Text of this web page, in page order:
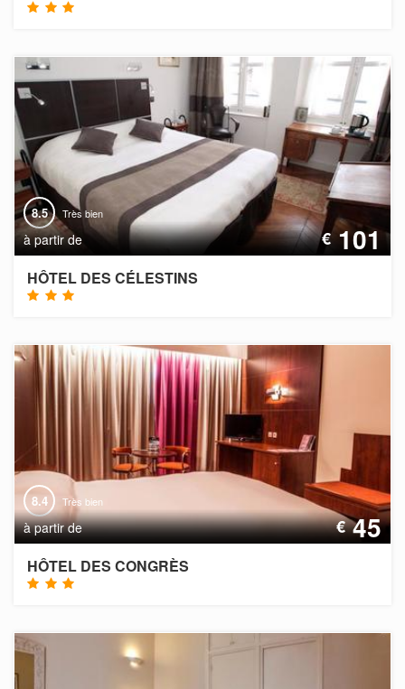
8.5 Très bien
à partir de €101
HÔTEL DES CÉLESTINS
8.4 Très bien
à partir de €45
HÔTEL DES CONGRÈS